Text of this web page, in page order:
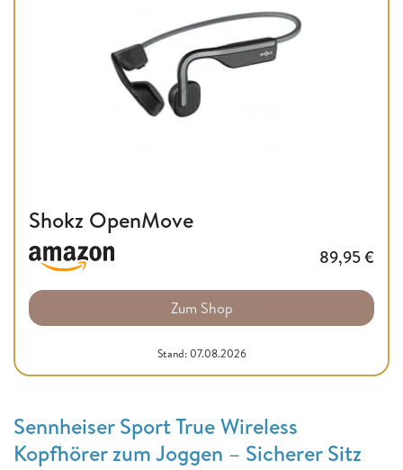
Shokz OpenMove
89,95€
Zum Shop
Stand: 07.08.2026
Sennheiser Sport True Wireless
Kopfhörer zum Joggen – Sicherer Sitz